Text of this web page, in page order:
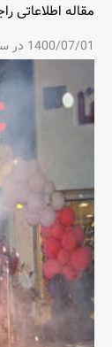
1400/07/01 در ساعت 11:13:00
مقاله اطلاعاتی